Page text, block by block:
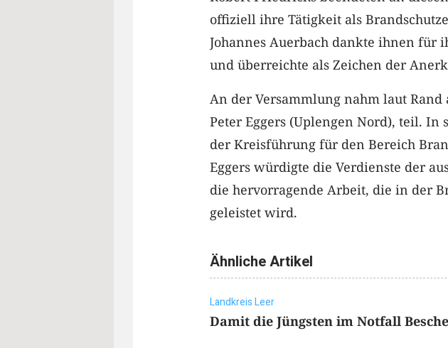
offiziell ihre Tätigkeit als
Johannes Auerbach dankte ihnen für
und überreichte als Zeichen der
An der Versammlung nahm laut
Peter Eggers (Uplengen Nord), teil.
der Kreisführung für den Bereich
Eggers würdigte die Verdienste der
die hervorragende Arbeit, die in der
geleistet wird.
Ähnliche Artikel
Landkreis Leer
Damit die Jüngsten im Notfall